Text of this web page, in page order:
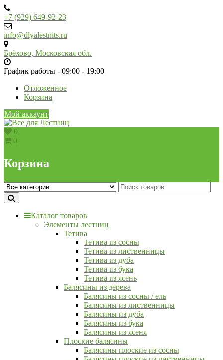
Skip
to
content
+7 (929) 649-92-23
info@dlyalestnits.ru
Брёхово, Московская обл.
График работы - 09:00 - 19:00
Отложенное
Корзина
Мой аккаунт
0
0
Корзина
Каталог товаров
Элементы лестниц
Тетива
Тетива из сосны
Тетива из лиственницы
Тетива из дуба
Тетива из бука
Тетива из ясень
Балясины из дерева
Балясины из сосны / ель
Балясины из лиственницы
Балясины из дуба
Балясины из бука
Балясины из ясеня
Плоские балясины
Балясины плоские из сосны